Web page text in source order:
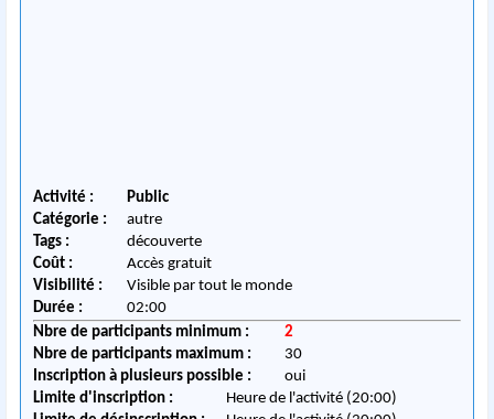
Activité :
Public
Catégorie :
autre
Tags :
découverte
Coût :
Accès gratuit
Visibilité :
Visible par tout le monde
Durée :
02:00
Nbre de participants minimum :
2
Nbre de participants maximum :
30
Inscription à plusieurs possible :
oui
Limite d'inscription :
Heure de l'activité (20:00)